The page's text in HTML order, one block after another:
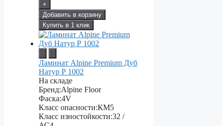
+
Добавить в корзину
Купить в 1 клик
Ламинат Alpine Premium Дуб
Натур Р 1002
На складе
Бренд:Alpine Floor
Фаска:4V
Класс опасности:КМ5
Класс изностойкости:32 /